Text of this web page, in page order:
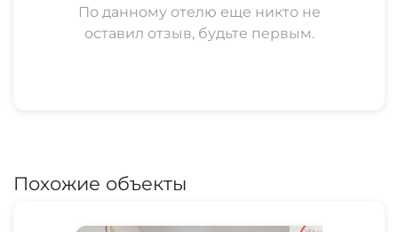
По данному отелю еще никто не
оставил отзыв, будьте первым.
Похожие объекты